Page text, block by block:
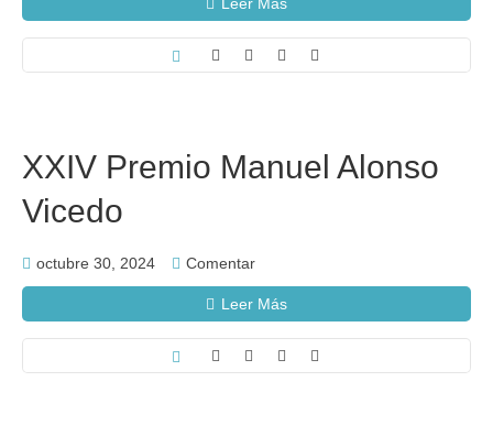
XXIV Premio Manuel Alonso
Vicedo
octubre 30, 2024 Comentar
Leer Más